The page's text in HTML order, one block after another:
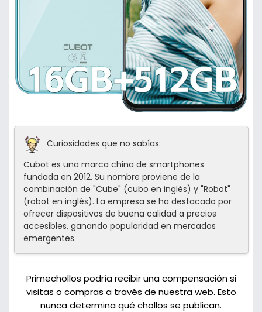
Curiosidades que no sabías:
Cubot es una marca china de smartphones
fundada en 2012. Su nombre proviene de la
combinación de "Cube" (cubo en inglés) y "Robot"
(robot en inglés). La empresa se ha destacado por
ofrecer dispositivos de buena calidad a precios
accesibles, ganando popularidad en mercados
emergentes.
Primechollos podría recibir una compensación si
visitas o compras a través de nuestra web. Esto
nunca determina qué chollos se publican.